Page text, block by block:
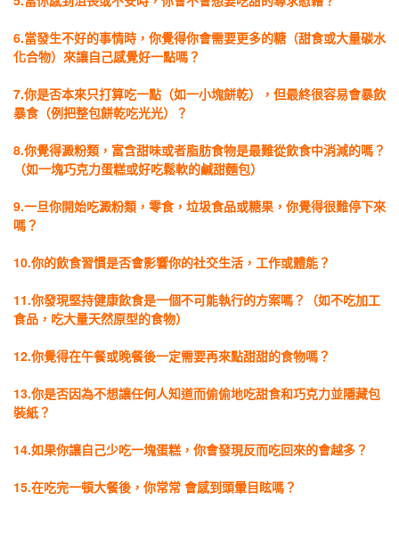
6.當發生不好的事情時，你覺得你會需要更多的糖（甜食或大量碳水
化合物）來讓自己感覺好一點嗎？
7.你是否本來只打算吃一點（如一小塊餅乾），但最終很容易會暴飲
暴食（例把整包餅乾吃光光）？
8.你覺得澱粉類，富含甜味或者脂肪食物是最難從飲食中消減的嗎？
（如一塊巧克力蛋糕或好吃鬆軟的鹹甜麵包）
9.一旦你開始吃澱粉類，零食，垃圾食品或糖果，你覺得很難停下來
嗎？
10.你的飲食習慣是否會影響你的社交生活，工作或體能？
11.你發現堅持健康飲食是一個不可能執行的方案嗎？（如不吃加工
食品，吃大量天然原型的食物）
12.你覺得在午餐或晚餐後一定需要再來點甜甜的食物嗎？
13.你是否因為不想讓任何人知道而偷偷地吃甜食和巧克力並隱藏包
裝紙？
14.如果你讓自己少吃一塊蛋糕，你會發現反而吃回來的會越多？
15.在吃完一頓大餐後，你常常 會感到頭暈目眩嗎？